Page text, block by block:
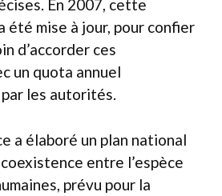
En 2007, cette
été mise à jour, pour confier
d’accorder ces
un quota annuel
les autorités.
a élaboré un plan national
entre l’espèce
prévu pour la